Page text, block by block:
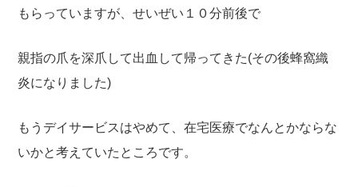
もらっていますが、せいぜい１０分前後で
親指の爪を深爪して出血して帰ってきた(その後蜂窩織
炎になりました)
もうデイサービスはやめて、在宅医療でなんとかならな
いかと考えていたところです。